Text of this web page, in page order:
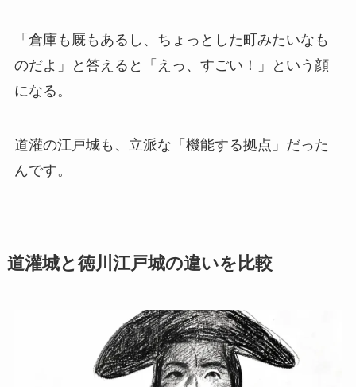
「倉庫も厩もあるし、ちょっとした町みたいなも
のだよ」と答えると「えっ、すごい！」という顔
になる。
道灌の江戸城も、立派な「機能する拠点」だった
んです。
道灌城と徳川江戸城の違いを比較